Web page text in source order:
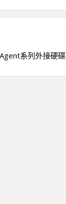
系列外接硬碟